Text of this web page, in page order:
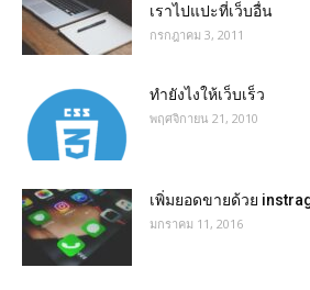
เราไปแปะที่เว็บอื่น
กรกฎาคม 3, 2011
ทำยังไงให้เว็บเร็ว
พฤศจิกายน 21, 2010
เพิ่มยอดขายด้วย
มกราคม 11, 2016